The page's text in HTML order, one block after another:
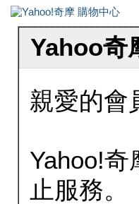
Yahoo奇
親愛的會
Yahoo!
止服務。